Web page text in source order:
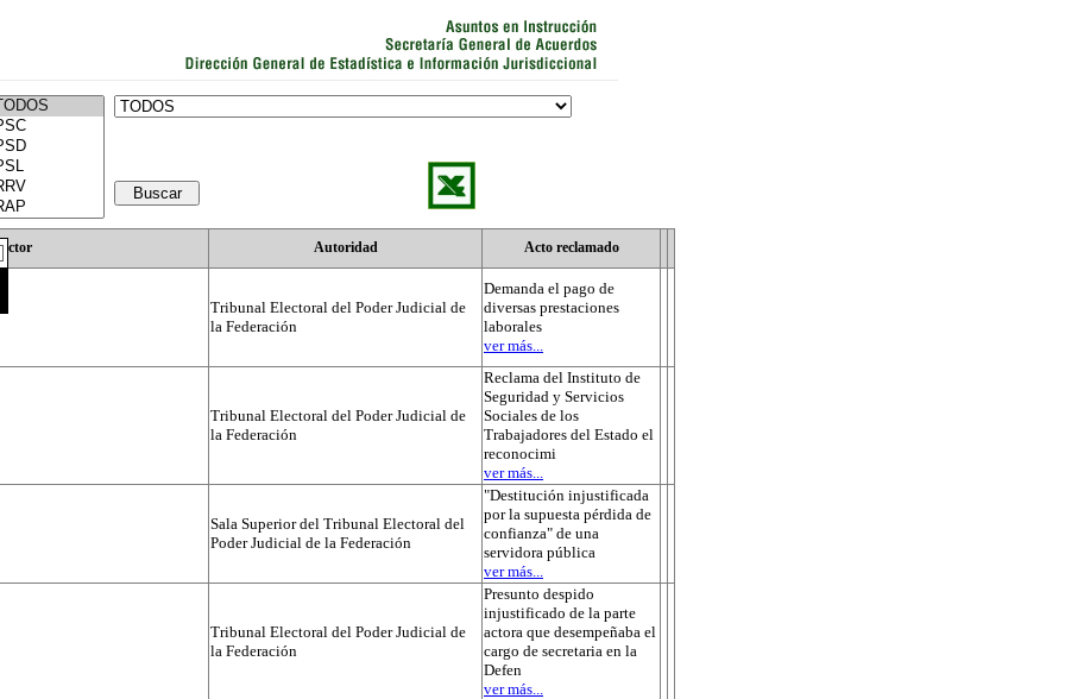
Autoridad Acto reclamado
Tribunal Electoral del Poder Judicial de
la Federación
Demanda el pago de
diversas prestaciones
laborales
ver más...
Tribunal Electoral del Poder Judicial de
la Federación
Reclama del Instituto de
Seguridad y Servicios
Sociales de los
Trabajadores del Estado el
reconocimi
ver más...
Sala Superior del Tribunal Electoral del
Poder Judicial de la Federación
"Destitución injustificada
por la supuesta pérdida de
confianza" de una
servidora pública
ver más...
Tribunal Electoral del Poder Judicial de
la Federación
Presunto despido
injustificado de la parte
actora que desempeñaba el
cargo de secretaria en la
Defen
ver más...